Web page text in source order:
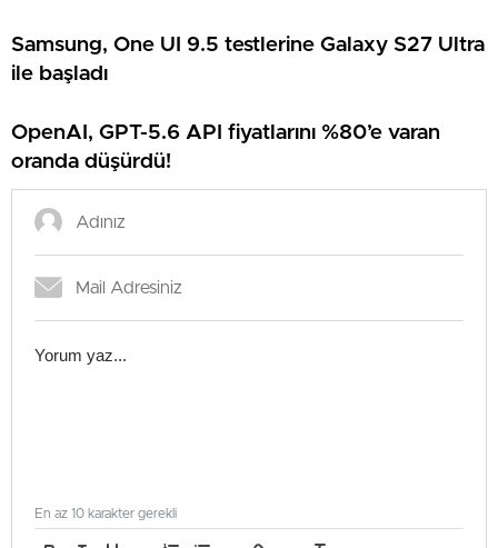
Samsung, One UI 9.5 testlerine Galaxy S27 Ultra
ile başladı
OpenAI, GPT-5.6 API fiyatlarını %80’e varan
oranda düşürdü!
En az 10 karakter gerekli